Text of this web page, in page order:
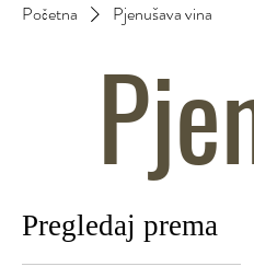
Početna Pjenušava vina
Pregledaj prema